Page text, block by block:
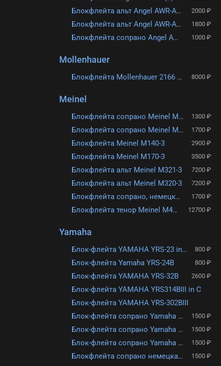
Блокфлейта альт Angel AWR-AW(B) Wood Grain 2000 ₽
Блокфлейта альт Angel AWR-AW(G) Wood Grain 1800 ₽
Блокфлейта сопрано Angel AWR-SW(G) 1000 ₽
Mollenhauer
Блокфлейта Mollenhauer 2166 CANTA 8000 ₽
Meinel
Блокфлейта сопрано Meinel M200-1 1300 ₽
Блокфлейта сопрано Meinel M206-1-BROWN 1700 ₽
Блокфлейта Meinel M140-3 2900 ₽
Блокфлейта Meinel M170-3 3500 ₽
Блокфлейта альт Meinel M321-3 7200 ₽
Блокфлейта альт Meinel M320-3 7200 ₽
Блокфлейта сопрано, немецкая система Meinel M206-1 1700 ₽
Блокфлейта тенор Meinel M457-3 12700 ₽
Yamaha
Блок-флейта YAMAHA YRS-23 in C 800 ₽
Блок-флейта Yamaha YRS-24B 800 ₽
Блок-флейта YAMAHA YRS-32B 2600 ₽
Блок-флейта YAMAHA YRS314BIII in C
Блок-флейта YAMAHA YRS-302BIII
Блок-флейта сопрано Yamaha YRS-20BG
1500 ₽
Блок-флейта сопрано Yamaha YRS-20BP 1500 ₽
Блок-флейта сопрано Yamaha YRS-20BB 1500 ₽
Блокфлейта сопрано немецкая система Yamaha YRS-20GP 1500 ₽